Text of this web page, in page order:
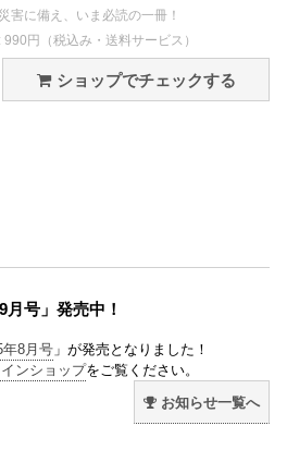
害に備え、いま必読の一冊！
990円（税込み・送料サービス）
ショップでチェックする
月号」発売中！
年8月号 」が発売となりました！
ンショップをご覧ください。
お知らせ一覧へ